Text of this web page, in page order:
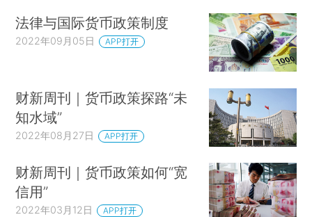
法律与国际货币政策制度
2022年09月05日 APP打开
财新周刊｜货币政策探路“未
知水域”
2022年08月27日 APP打开
财新周刊｜货币政策如何“宽
信用”
2022年03月12日 APP打开